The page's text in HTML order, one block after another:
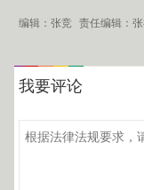
编辑：张竞 责任编辑：